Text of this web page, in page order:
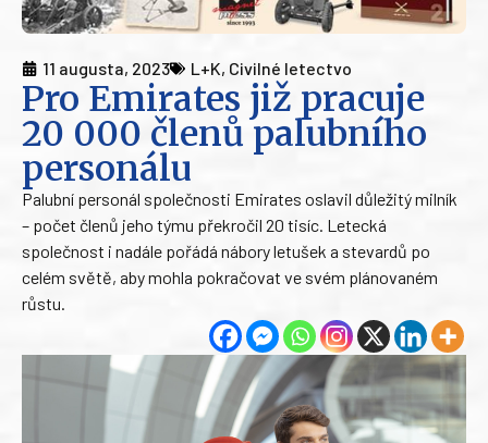
11 augusta, 2023 L+K, Civilné letectvo
Pro Emirates již pracuje
20 000 členů palubního
personálu
Palubní personál společnosti Emirates oslavil důležitý milník
– počet členů jeho týmu překročil 20 tisíc. Letecká
společnost i nadále pořádá nábory letušek a stevardů po
celém světě, aby mohla pokračovat ve svém plánovaném
růstu.